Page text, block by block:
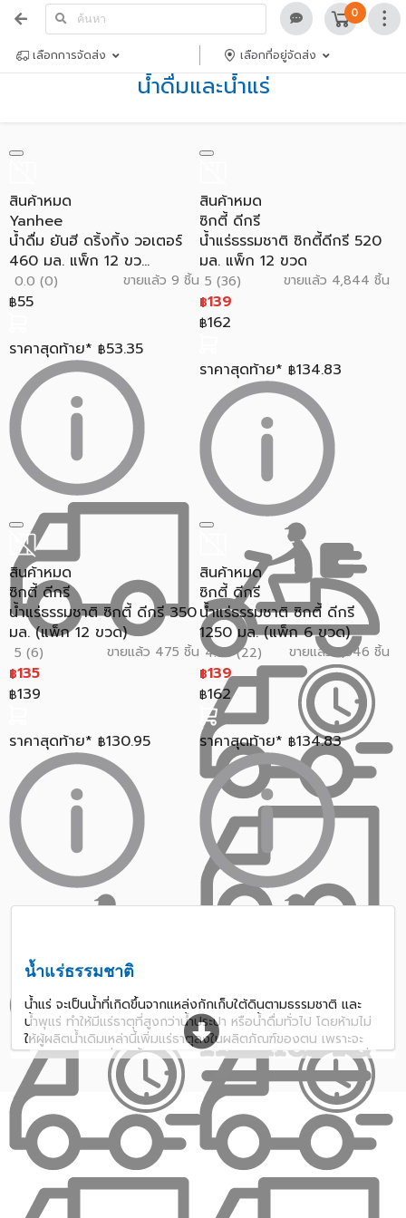
0
เลือกการจัดส่ง เลือกที่อยู่จัดส่ง
น้ำดื่มและน้ำแร่
สินค้าหมด
Yanhee
น้ำดื่ม ยันฮี ดริ้งกิ้ง วอเตอร์
460 มล. แพ็ก 12 ขว...
0.0 (0) ขายแล้ว 9 ชิ้น
฿55
ราคาสุดท้าย* ฿53.35
สินค้าหมด
ซิกตี้ ดีกรี
น้ำแร่ธรรมชาติ ซิกตี้ดีกรี 520
มล. แพ็ก 12 ขวด
5 (36) ขายแล้ว 4,844 ชิ้น
฿139
฿162
ราคาสุดท้าย* ฿134.83
สินค้าหมด
ซิกตี้ ดีกรี
น้ำแร่ธรรมชาติ ซิกตี้ ดีกรี 350
มล. (แพ็ก 12 ขวด)
5 (6) ขายแล้ว 475 ชิ้น
฿135
฿139
ราคาสุดท้าย* ฿130.95
สินค้าหมด
ซิกตี้ ดีกรี
น้ำแร่ธรรมชาติ ซิกตี้ ดีกรี
1250 มล. (แพ็ก 6 ขวด)
4.95 (22) ขายแล้ว 1,546 ชิ้น
฿139
฿162
ราคาสุดท้าย* ฿134.83
น้ำแร่ธรรมชาติ
น้ำแร่ จะเป็นน้ำที่เกิดขึ้นจากแหล่งกักเก็บใต้ดินตามธรรมชาติ และ
น้ำพุแร่ ทำให้มีแร่ธาตุที่สูงกว่าน้ำประปา หรือน้ำดื่มทั่วไป โดยห้ามไม่
ให้ผู้ผลิตน้ำเดิมเหล่านี้เพิ่มแร่ธาตุลงในผลิตภัณฑ์ของตน เพราะจะ
ต้องเป็นแร่ธาตุที่เกิดขึ้นจากธรรมชาติอย่างแท้จริงแน่นอนว่าการดื่ม
น้ำแร่ก็จะดีกว่าการดื่มน้ำเปล่าแบบปกติขึ้นมาอีกระดับหนึ่ง แร่ธาตุ
หลัก ๆ ที่มักพบในน้ำแร่ธรรมชาติ น้ำแร่ดี ๆ ที่ทั้งมีประโยชน์และราคา
ดี น่าจะเป็นตัวเลือกที่ดีสำหรับเพื่อน ๆ ที่กำลังมองหาน้ำแร่อยู่ วันนี้
เราได้จัดรีวิว 10 น้ำแร่ มาไว้ที่นี่เรียบร้อยแล้ว รับรองว่าตอบโจทย์
เพื่อน ๆ แน่นอน มาพร้อมกับเหตุผลว่าทำไมต้องดื่มน้ำแร่ วิธีการ
เลือกซื้อ นอกจากนี้ ยังมีข้อเสียในการดื่มน้ำแร่แถม อะไรที่มากเกินไป
ก็ไม่ดี อะไรที่มากเกินไปก็อาจมีข้อเสียได้นะ